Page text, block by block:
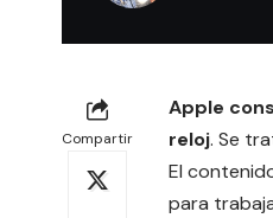
Compartir
Apple
reloj. Se
El
para